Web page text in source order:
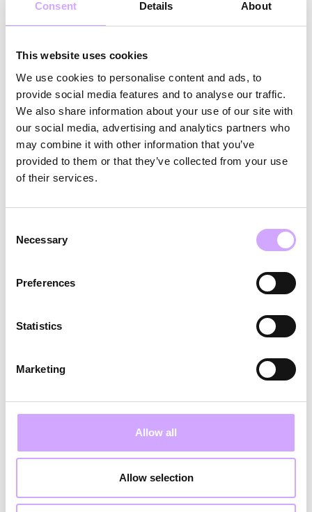
Consent Details About
This website uses cookies
We use cookies to personalise content and ads, to
provide social media features and to analyse our traffic.
We also share information about your use of our site with
our social media, advertising and analytics partners who
may combine it with other information that you’ve
provided to them or that they’ve collected from your use
of their services.
Selection
Necessary
Preferences
Statistics
Marketing
Allow all
Allow selection
Diebstahlrisiko immens erhöhen, da die Behälter
Hohe Kosten
Pfandhandling ist teuer:
Zahlungsabwicklungsgebühren für (margenfreies)
Umsatzsteuer und Bildung von Rückstellungen sind
notwendig. Wirtschaftlich und buchhalterisch ist
Pfandfrei ist
nachhaltiger
Um möglichst nachhaltig zu handeln, ist also nur
eins wichtig: Umso schneller die Behälter wieder im
Kreislauf sind, umso schneller können sie wieder
verwendet werden. Die Behälter werden bei